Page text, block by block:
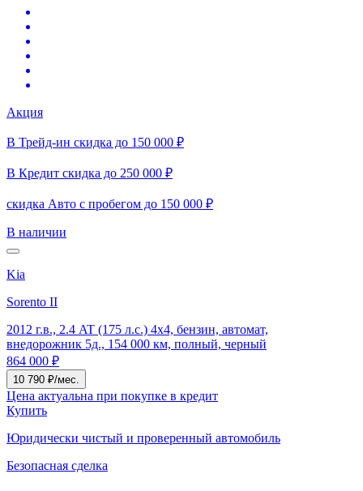
Акция
В Трейд-ин скидка до 150 000 ₽
В Кредит скидка до 250 000 ₽
скидка Авто с пробегом до 150 000 ₽
В наличии
Kia
Sorento II
2012 г.в., 2.4 AT (175 л.с.) 4x4, бензин, автомат,
внедорожник 5д., 154 000 км, полный, черный
864 000 ₽
10 790 ₽/мес.
Цена актуальна при покупке в кредит
Купить
Юридически чистый и проверенный автомобиль
Безопасная сделка